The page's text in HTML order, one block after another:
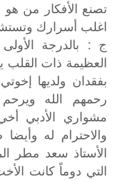
تصنع الأفكار من
اغلب أسرارك
ج : بالدرجة
العظيمة ذات القلب
بفقدان ولديها
رحمهم الله
مشواري الأدبي
والاحترام له
الأستاذ سعد مطر
التي دوماً كانت